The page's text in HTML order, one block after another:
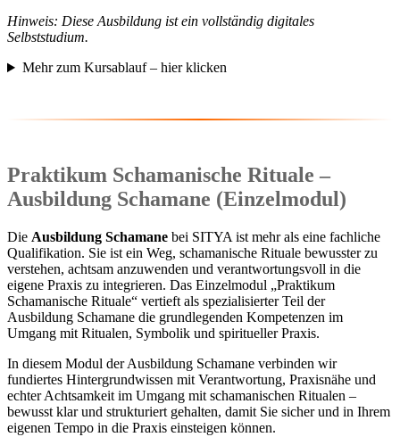
Hinweis: Diese Ausbildung ist ein vollständig digitales
Selbststudium.
Mehr zum Kursablauf – hier klicken
Praktikum Schamanische Rituale –
Ausbildung Schamane (Einzelmodul)
Die Ausbildung Schamane bei SITYA ist mehr als eine fachliche
Qualifikation. Sie ist ein Weg, schamanische Rituale bewusster zu
verstehen, achtsam anzuwenden und verantwortungsvoll in die
eigene Praxis zu integrieren. Das Einzelmodul „Praktikum
Schamanische Rituale“ vertieft als spezialisierter Teil der
Ausbildung Schamane die grundlegenden Kompetenzen im
Umgang mit Ritualen, Symbolik und spiritueller Praxis.
In diesem Modul der Ausbildung Schamane verbinden wir
fundiertes Hintergrundwissen mit Verantwortung, Praxisnähe und
echter Achtsamkeit im Umgang mit schamanischen Ritualen –
bewusst klar und strukturiert gehalten, damit Sie sicher und in Ihrem
eigenen Tempo in die Praxis einsteigen können.